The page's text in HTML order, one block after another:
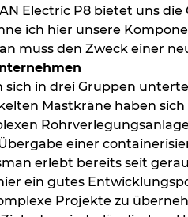
Electric P8 bietet uns
ich hier unsere
muss den Zweck einer
in drei Gruppen
Mastkräne haben
einer
erlebt bereits seit
ein gutes
Projekte zu